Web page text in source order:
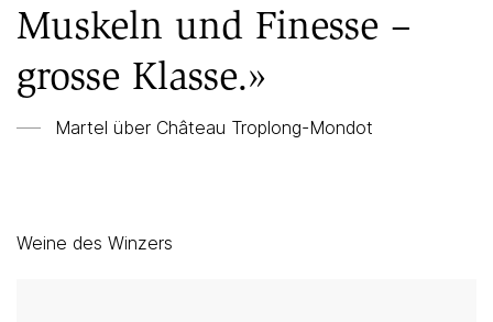
Muskeln und Finesse –
grosse Klasse.»
Martel über Château Troplong-Mondot
Weine des Winzers